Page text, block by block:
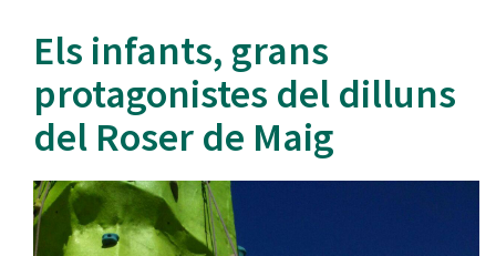
Els infants, grans
protagonistes del dilluns
del Roser de Maig